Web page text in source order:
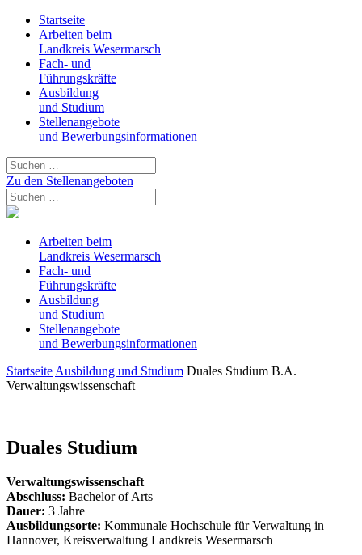
Startseite
Arbeiten beim
Landkreis Wesermarsch
Fach- und
Führungskräfte
Ausbildung
und Studium
Stellenangebote
und Bewerbungsinformationen
Zu den Stellenangeboten
Arbeiten beim
Landkreis Wesermarsch
Fach- und
Führungskräfte
Ausbildung
und Studium
Stellenangebote
und Bewerbungsinformationen
Startseite Ausbildung und Studium Duales Studium B.A.
Verwaltungswissenschaft
Duales Studium
Verwaltungswissenschaft
Abschluss: Bachelor of Arts
Dauer: 3 Jahre
Ausbildungsorte: Kommunale Hochschule für Verwaltung in
Hannover, Kreisverwaltung Landkreis Wesermarsch